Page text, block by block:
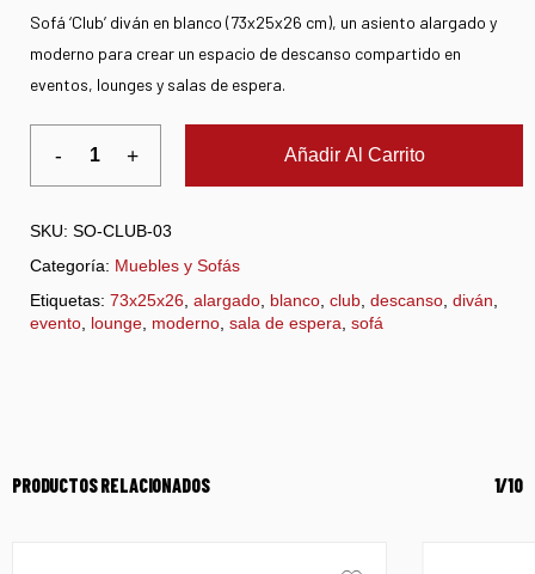
Sofá ‘Club’ diván en blanco (73x25x26 cm), un asiento alargado y
moderno para crear un espacio de descanso compartido en
eventos, lounges y salas de espera.
Añadir Al Carrito
SKU: SO-CLUB-03
Categoría: Muebles y Sofás
Etiquetas: 73x25x26 alargado blanco club descanso diván
evento lounge moderno sala de espera sofá
PRODUCTOS RELACIONADOS 1/10